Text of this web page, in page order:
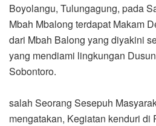
Boyolangu, Tulungagung, pada
Mbah Mbalong terdapat Makam
dari Mbah Balong yang diyakini
yang mendiami lingkungan
Sobontoro.
salah Seorang Sesepuh
mengatakan, Kegiatan kenduri di